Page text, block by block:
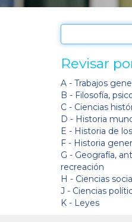
Revisar
A - Trabajos
B - Filosofía,
C - Ciencias
D - Historia
E - Historia de
F - Historia
G - Geografía,
recreación
H - Ciencias
J - Ciencias
K - Leyes